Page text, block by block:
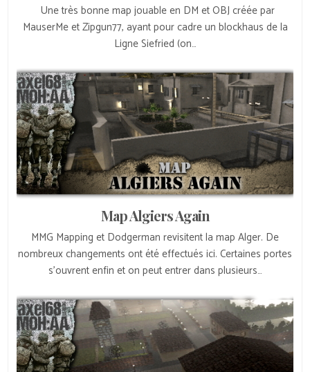
Une très bonne map jouable en DM et OBJ créée par
MauserMe et Zipgun77, ayant pour cadre un blockhaus de la
Ligne Siefried (on…
Map Algiers Again
MMG Mapping et Dodgerman revisitent la map Alger. De
nombreux changements ont été effectués ici. Certaines portes
s’ouvrent enfin et on peut entrer dans plusieurs…